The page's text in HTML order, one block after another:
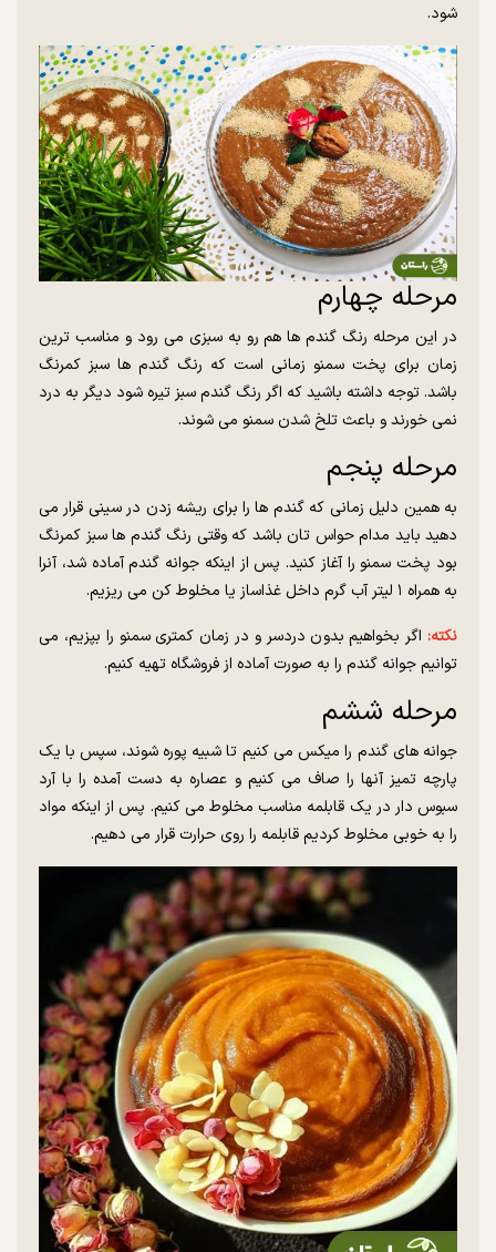
شود.
مرحله چهارم
در این مرحله رنگ گندم ها هم رو به سبزی می رود و مناسب ترین
زمان برای پخت سمنو زمانی است که رنگ گندم ها سبز کمرنگ
باشد. توجه داشته باشید که اگر رنگ گندم سبز تیره شود دیگر به درد
نمی خورند و باعث تلخ شدن سمنو می شوند.
مرحله پنجم
به همین دلیل زمانی که گندم ها را برای ریشه زدن در سینی قرار می
دهید باید مدام حواس تان باشد که وقتی رنگ گندم ها سبز کمرنگ
بود پخت سمنو را آغاز کنید. پس از اینکه جوانه گندم آماده شد، آنرا
به همراه ۱ لیتر آب گرم داخل غذاساز یا مخلوط کن می ریزیم.
نکته: اگر بخواهیم بدون دردسر و در زمان کمتری سمنو را بپزیم، می
توانیم جوانه گندم را به صورت آماده از فروشگاه تهیه کنیم.
مرحله ششم
جوانه های گندم را میکس می کنیم تا شبیه پوره شوند، سپس با یک
پارچه تمیز آنها را صاف می کنیم و عصاره به دست آمده را با آرد
سبوس دار در یک قابلمه مناسب مخلوط می کنیم. پس از اینکه مواد
را به خوبی مخلوط کردیم قابلمه را روی حرارت قرار می دهیم.